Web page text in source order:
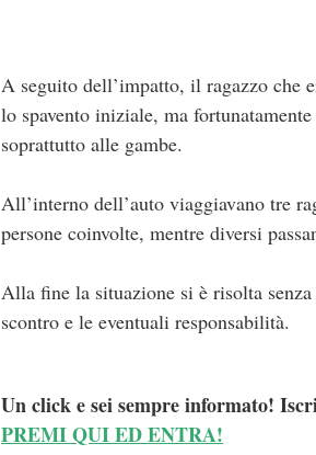
A seguito dell’impatto, il ragazzo che
lo spavento iniziale, ma
soprattutto alle gambe.
All’interno dell’auto viaggiavano tre
persone coinvolte, mentre diversi
Alla fine la situazione si è risolta
scontro e le eventuali responsabilità.
Un click e sei sempre informato!
PREMI QUI ED ENTRA!